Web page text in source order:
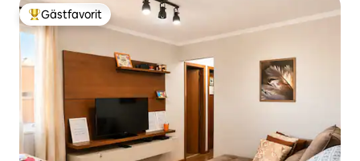
Populär gästfavorit
Gästfavorit